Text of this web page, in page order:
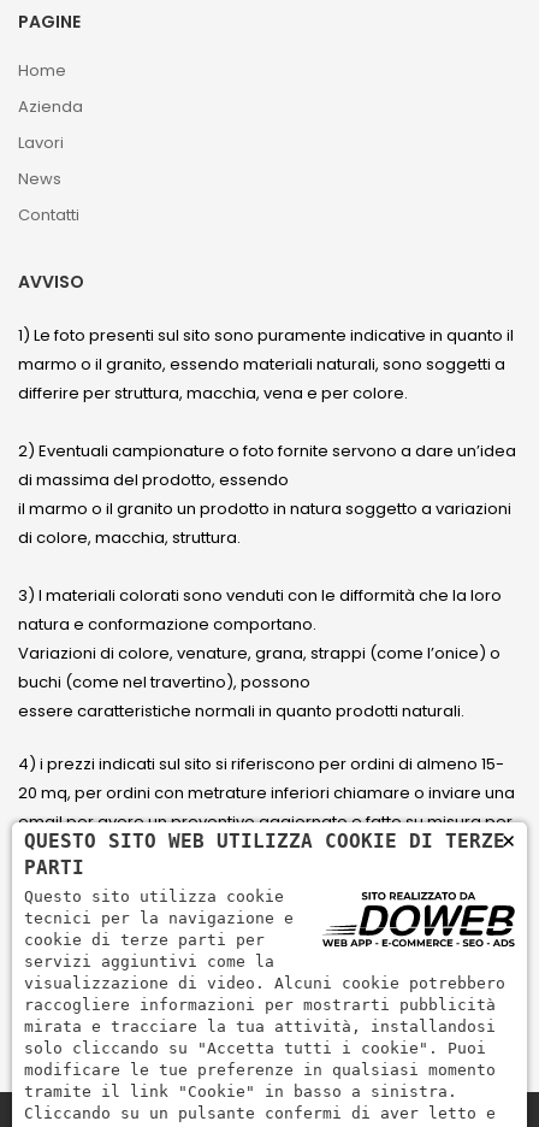
PAGINE
Home
Azienda
Lavori
News
Contatti
AVVISO
1) Le foto presenti sul sito sono puramente indicative in quanto il
marmo o il granito, essendo materiali naturali, sono soggetti a
differire per struttura, macchia, vena e per colore.
2) Eventuali campionature o foto fornite servono a dare un’idea
di massima del prodotto, essendo
il marmo o il granito un prodotto in natura soggetto a variazioni
di colore, macchia, struttura.
3) I materiali colorati sono venduti con le difformità che la loro
natura e conformazione comportano.
Variazioni di colore, venature, grana, strappi (come l’onice) o
buchi (come nel travertino), possono
essere caratteristiche normali in quanto prodotti naturali.
4) i prezzi indicati sul sito si riferiscono per ordini di almeno 15-
20 mq, per ordini con metrature inferiori chiamare o inviare una
email per avere un preventivo aggiornato e fatto su misura per
il cliente.
5) Paga con Carta di credito Visa, Visa Electron, Maestro,
Mastercard tramite il circuito PayPal. PayPal serve per pagare,
inviare denaro e accettare pagamenti in modo rapido,
semplice e sicuro.
×
QUESTO SITO WEB UTILIZZA COOKIE DI TERZE
PARTI
Questo sito utilizza cookie
tecnici per la navigazione e
cookie di terze parti per
servizi aggiuntivi come la
visualizzazione di video. Alcuni cookie potrebbero
raccogliere informazioni per mostrarti pubblicità
mirata e tracciare la tua attività, installandosi
solo cliccando su "Accetta tutti i cookie". Puoi
modificare le tue preferenze in qualsiasi momento
tramite il link "Cookie" in basso a sinistra.
Cliccando su un pulsante confermi di aver letto e